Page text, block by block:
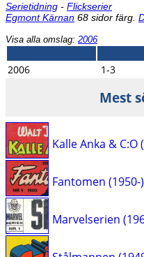
Serietidning - Flickserier
Egmont Kärnan 68 sidor färg.
Visa alla omslag: 2006
2006
1-3
Mest
Kalle Anka & C:O
Fantomen (1950-)
Marvelserien